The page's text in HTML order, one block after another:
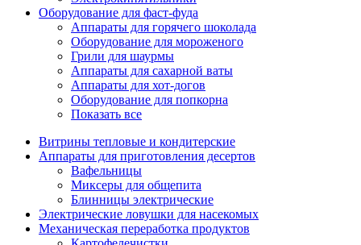
Оборудование для фаст-фуда
Аппараты для горячего шоколада
Оборудование для мороженого
Грили для шаурмы
Аппараты для сахарной ваты
Аппараты для хот-догов
Оборудование для попкорна
Показать все
Витрины тепловые и кондитерские
Аппараты для приготовления десертов
Вафельницы
Миксеры для общепита
Блинницы электрические
Электрические ловушки для насекомых
Механическая переработка продуктов